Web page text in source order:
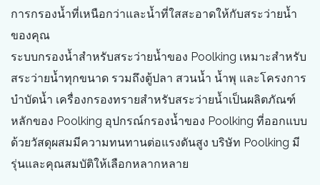
การกรองน้ำที่เหนือกว่าและน้ำที่ใสสะอาดให้กับสระว่ายน้ำ
ของคุณ
ระบบกรองน้ำสำหรับสระว่ายน้ำของ Poolking เหมาะสำหรับ
สระว่ายน้ำทุกขนาด รวมถึงตู้ปลา สวนน้ำ น้ำพุ และโครงการ
บำบัดน้ำ เครื่องกรองทรายสำหรับสระว่ายน้ำเป็นผลิตภัณฑ์
หลักของ Poolking อุปกรณ์กรองน้ำของ Poolking ที่ออกแบบ
ด้วยวัสดุผสมมีความทนทานต่อแรงดันสูง บริษัท Poolking มี
รุ่นและคุณสมบัติให้เลือกหลากหลาย